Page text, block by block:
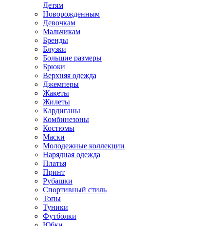
Детям
Новорожденным
Девочкам
Мальчикам
Бренды
Блузки
Большие размеры
Брюки
Верхняя одежда
Джемперы
Жакеты
Жилеты
Кардиганы
Комбинезоны
Костюмы
Маски
Молодежные коллекции
Нарядная одежда
Платья
Принт
Рубашки
Спортивный стиль
Топы
Туники
Футболки